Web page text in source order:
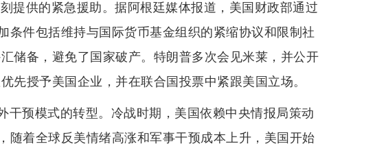
提供的紧急援助。据阿根廷媒体报道，美国财政部通过
条件包括维持与国际货币基金组织的紧缩协议和限制社
储备，避免了国家破产。特朗普多次会见米莱，并公开
先授予美国企业，并在联合国投票中紧跟美国立场。
干预模式的转型。冷战时期，美国依赖中央情报局策动
随着全球反美情绪高涨和军事干预成本上升，美国开始